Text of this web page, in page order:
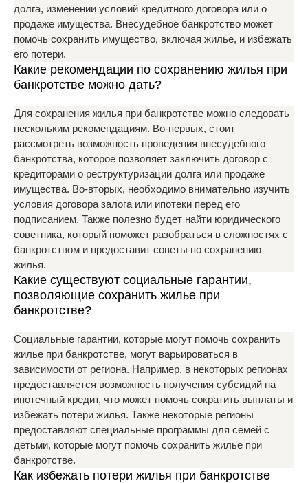
долга, изменении условий кредитного договора или о
продаже имущества. Внесудебное банкротство может
помочь сохранить имущество, включая жилье, и избежать
его потери.
Какие рекомендации по сохранению жилья при
банкротстве можно дать?
Для сохранения жилья при банкротстве можно следовать
нескольким рекомендациям. Во-первых, стоит
рассмотреть возможность проведения внесудебного
банкротства, которое позволяет заключить договор с
кредиторами о реструктуризации долга или продаже
имущества. Во-вторых, необходимо внимательно изучить
условия договора залога или ипотеки перед его
подписанием. Также полезно будет найти юридического
советника, который поможет разобраться в сложностях с
банкротством и предоставит советы по сохранению
жилья.
Какие существуют социальные гарантии,
позволяющие сохранить жилье при
банкротстве?
Социальные гарантии, которые могут помочь сохранить
жилье при банкротстве, могут варьироваться в
зависимости от региона. Например, в некоторых регионах
предоставляется возможность получения субсидий на
ипотечный кредит, что может помочь сократить выплаты и
избежать потери жилья. Также некоторые регионы
предоставляют специальные программы для семей с
детьми, которые могут помочь сохранить жилье при
банкротстве.
Как избежать потери жилья при банкротстве